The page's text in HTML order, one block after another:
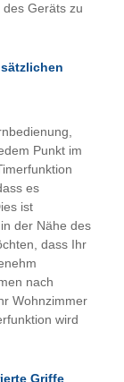
Geräts zu
Punkt im
es
ist
der Nähe des
dass Ihr
nach
Wohnzimmer
wird
Griffe